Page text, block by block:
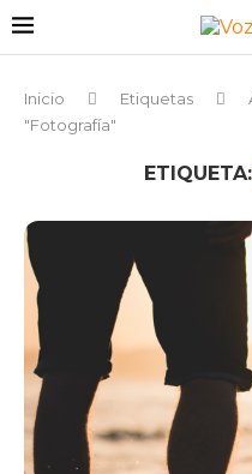
Inicio Etiquetas
"Fotografía"
ETIQUETA: